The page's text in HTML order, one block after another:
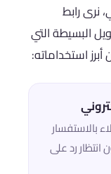
رابط
البسيطة التي
استخداماته:
بالاستفسار
انتظار رد على